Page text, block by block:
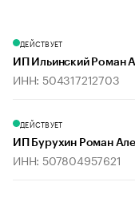
ДЕЙСТВУЕТ
ИП Ильинский Роман
ИНН: 504317212703
ДЕЙСТВУЕТ
ИП Бурухин Роман
ИНН: 507804957621